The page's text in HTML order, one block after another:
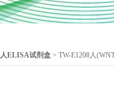
人ELISA试剂盒 > TW-E1208人